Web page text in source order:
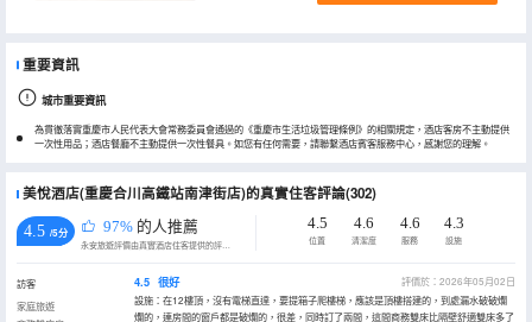
重要資訊
城市重要資訊
為貫徹落實重慶市人民代表大會常務委員會通過的《重慶市生活垃圾管理條例》的相關規定，酒店客房不主動提供
一次性用品；酒店餐廳不主動提供一次性餐具。如您有任何需要，請聯繫酒店賓客服務中心，感謝您的理解。
美悅酒店(重慶合川高鐵站南津街店)的真實住客評論(302)
4.5 /5分 97% 的人推薦
永安旅遊評價由真實酒店住客提供的評價。
4.5
位置
4.6
清潔度
4.6
服務
4.3
設施
訪客
家庭旅遊
4.5 很好
評價於：2026年05月02日
設施：在12樓頂，沒有電梯直達，要提箱子爬樓梯，應該是頂樓搭建的，到處漏水破破爛
爛的，連房間的窗戶都是破爛的，很差，同時訂了兩間，這間商務雙床比隔壁舒適雙床多了